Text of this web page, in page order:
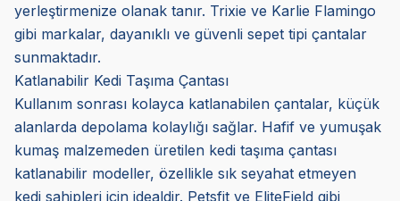
yerleştirmenize olanak tanır. Trixie ve Karlie Flamingo
gibi markalar, dayanıklı ve güvenli sepet tipi çantalar
sunmaktadır.
Katlanabilir Kedi Taşıma Çantası
Kullanım sonrası kolayca katlanabilen çantalar, küçük
alanlarda depolama kolaylığı sağlar. Hafif ve yumuşak
kumaş malzemeden üretilen kedi taşıma çantası
katlanabilir modeller, özellikle sık seyahat etmeyen
kedi sahipleri için idealdir. Petsfit ve EliteField gibi